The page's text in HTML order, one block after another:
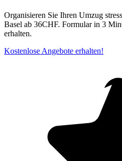
Organisieren Sie Ihren Umzug
Basel ab 36CHF. Formular in 3
erhalten.
Kostenlose Angebote erhalten!